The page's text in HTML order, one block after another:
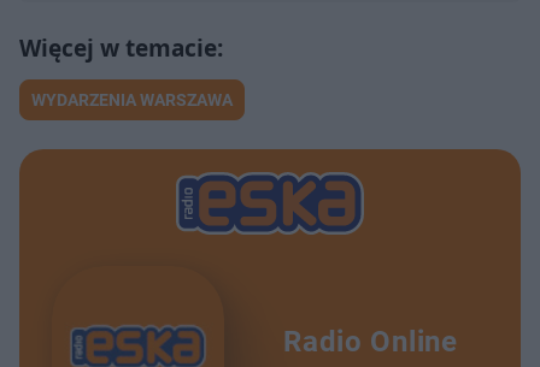
WYDARZENIA WARSZAWA
Radio Online